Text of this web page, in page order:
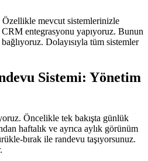
Özellikle mevcut sistemlerinizle
entegrasyonu yapıyoruz. Bunun
bağlıyoruz. Dolayısıyla tüm sistemler
Sistemi: Yönetim
Öncelikle tek bakışta günlük
haftalık ve ayrıca aylık görünüm
bırak ile randevu taşıyorsunuz.